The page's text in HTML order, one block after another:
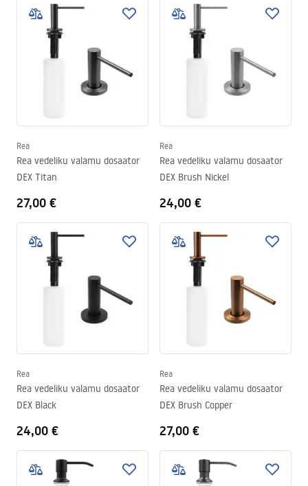
Nõudepesuvahendi annustajad on praktiline ja elegantne
lahendus, mis aitab säilitada korra köögipinnal. Erinevate stiilide ja
kujundustega saab valitud annustaja hõlpsasti sobitada peaaegu
iga köögi interjööri ja stiiliga. Selle paigaldamine annab ruumile nii
Rea
Rea vedeliku valamu dosaator
DEX Titan
27,00 €
Rea
Rea vedeliku valamu dosaator
DEX Brush Nickel
24,00 €
Rea
Rea vedeliku valamu dosaator
DEX Black
24,00 €
Rea
Rea vedeliku valamu dosaator
DEX Brush Copper
27,00 €